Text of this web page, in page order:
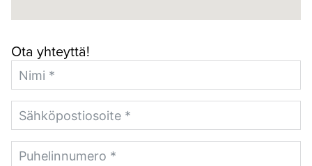
Ota yhteyttä!